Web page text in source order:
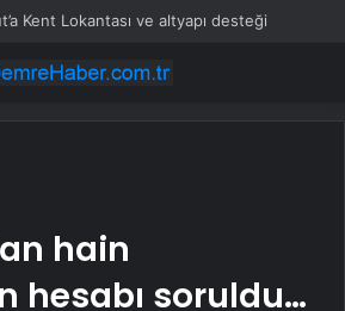
Kent Lokantası ve altyapı desteği
hain
hesabı soruldu…